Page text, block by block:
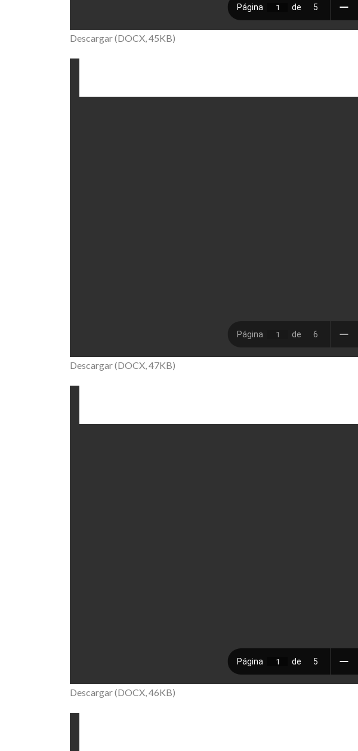
Descargar (DOCX, 45KB)
Descargar (DOCX, 47KB)
Descargar (DOCX, 46KB)